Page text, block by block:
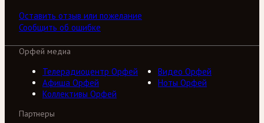
Оставить отзыв или пожелание
Сообщить об ошибке
Орфей медиа
Телерадиоцентр Орфей
Видео Орфей
Афиша Орфей
Ноты Орфей
Коллективы Орфей
Партнеры